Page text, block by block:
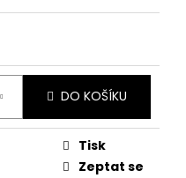
DO KOŠÍKU
Tisk
Zeptat se